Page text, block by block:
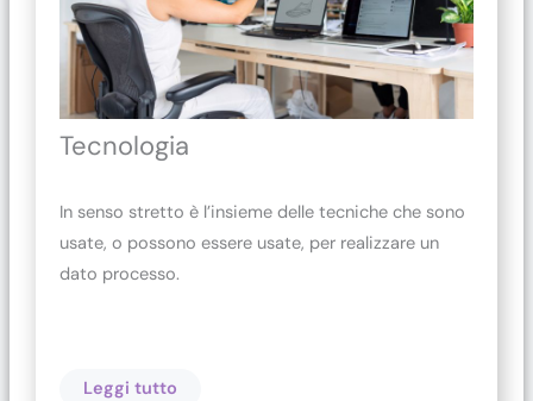
Tecnologia
In senso stretto è l’insieme delle tecniche che sono
usate, o possono essere usate, per realizzare un
dato processo.
Leggi tutto